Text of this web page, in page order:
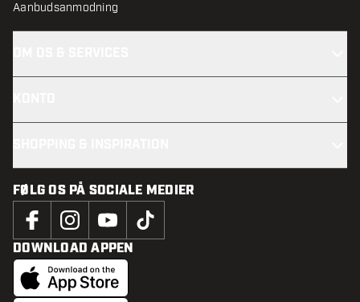
Aanbudsanmodning
FØLG OS PÅ SOCIALE MEDIER
DOWNLOAD APPEN